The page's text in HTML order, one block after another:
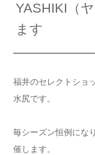
YASHIKI（
ます
福井のセレクトショ
水尻です。
毎シーズン恒例にな
催します。